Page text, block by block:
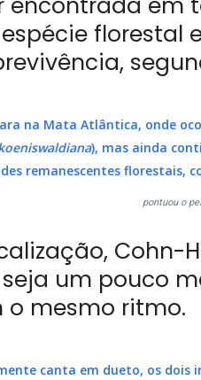
florestal
na Mata Atlântica, onde
), mas ainda
remanescentes florestais,
pontuou o
Cohn-
um pouco
o mesmo ritmo.
canta em dueto, os dois